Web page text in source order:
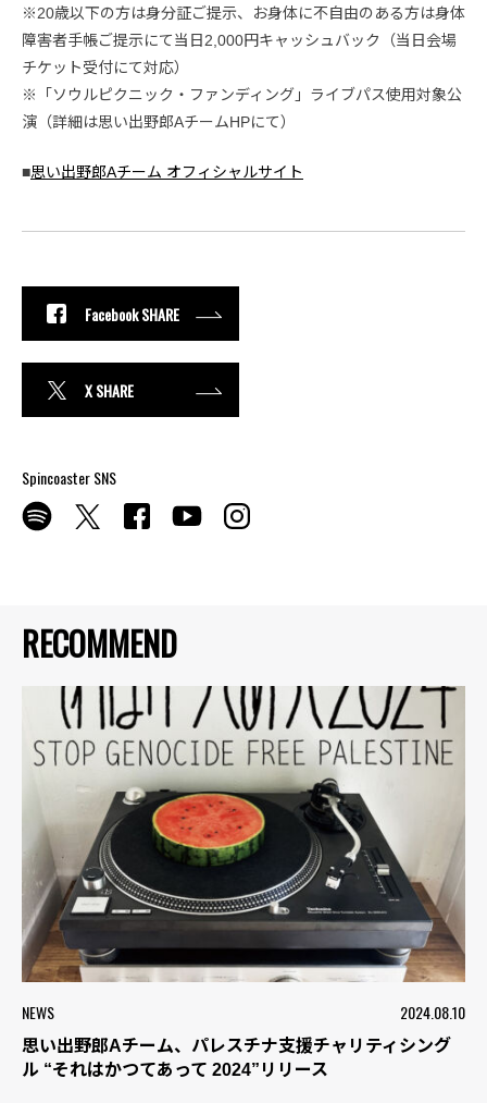
RECOMMEND
NEWS 2024.08.10
思い出野郎Aチーム、パレスチナ支援チャリティシング
ル “それはかつてあって 2024”リリース
※20歳以下の方は身分証ご提示、お身体に不自由のある方は身体
障害者手帳ご提示にて当日2,000円キャッシュバック（当日会場
チケット受付にて対応）
※「ソウルピクニック・ファンディング」ライブパス使用対象公
演（詳細は思い出野郎AチームHPにて）
■思い出野郎Aチーム オフィシャルサイト
Facebook SHARE
X SHARE
Spincoaster SNS